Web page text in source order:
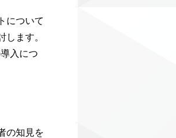
について
ます。
入につ
の知見を